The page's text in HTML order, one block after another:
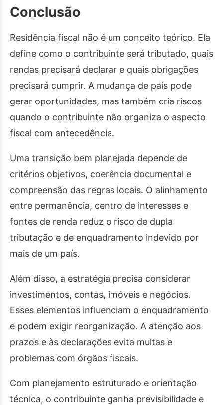
Conclusão
Residência fiscal não é um conceito teórico. Ela
define como o contribuinte será tributado, quais
rendas precisará declarar e quais obrigações
precisará cumprir. A mudança de país pode
gerar oportunidades, mas também cria riscos
quando o contribuinte não organiza o aspecto
fiscal com antecedência.
Uma transição bem planejada depende de
critérios objetivos, coerência documental e
compreensão das regras locais. O alinhamento
entre permanência, centro de interesses e
fontes de renda reduz o risco de dupla
tributação e de enquadramento indevido por
mais de um país.
Além disso, a estratégia precisa considerar
investimentos, contas, imóveis e negócios.
Esses elementos influenciam o enquadramento
e podem exigir reorganização. A atenção aos
prazos e às declarações evita multas e
problemas com órgãos fiscais.
Com planejamento estruturado e orientação
técnica, o contribuinte ganha previsibilidade e